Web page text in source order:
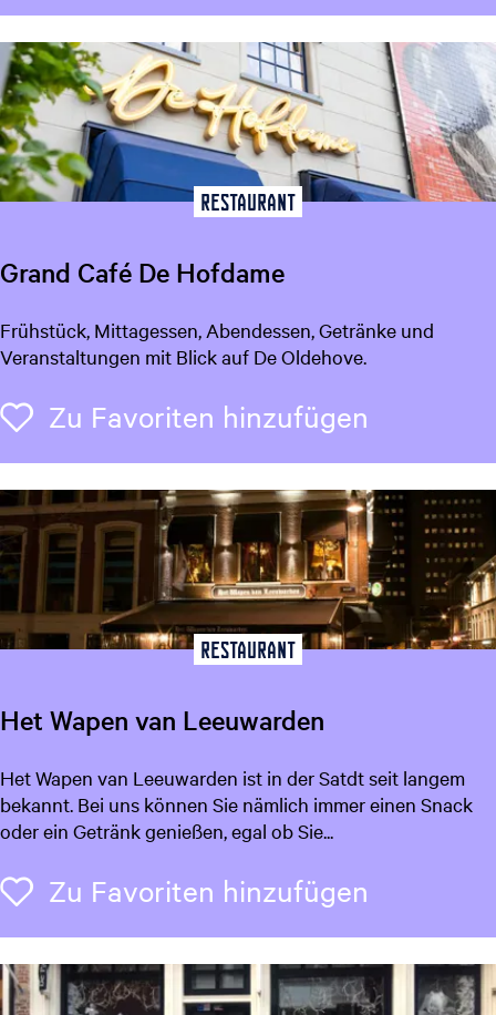
r
a
n
t
H
A
N
A
Grand Café De Hofdame
G
r
n
C
a
f
é
D
H
o
a
e
Frühstück, Mittagessen, Abendessen, Getränke und
Veranstaltungen mit Blick auf De Oldehove.
Restaurant
Zu Favoriten hinzufügen
Het Wapen van Leeuwarden
H
e
t
a
e
n
v
Het Wapen van Leeuwarden ist in der Satdt seit langem
bekannt. Bei uns können Sie nämlich immer einen Snack
oder ein Getränk genießen, egal ob Sie...
Restaurant
Zu Favoriten hinzufügen